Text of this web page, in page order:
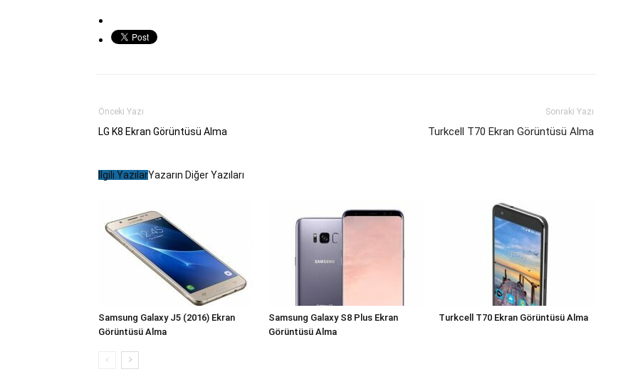
Önceki Yazı
LG K8 Ekran Görüntüsü Alma
Sonraki Yazı
Turkcell T70 Ekran Görüntüsü Alma
İlgili YazılarYazarın Diğer Yazıları
Samsung Galaxy J5 (2016) Ekran
Görüntüsü Alma
Samsung Galaxy S8 Plus Ekran
Görüntüsü Alma
Turkcell T70 Ekran Görüntüsü Alma